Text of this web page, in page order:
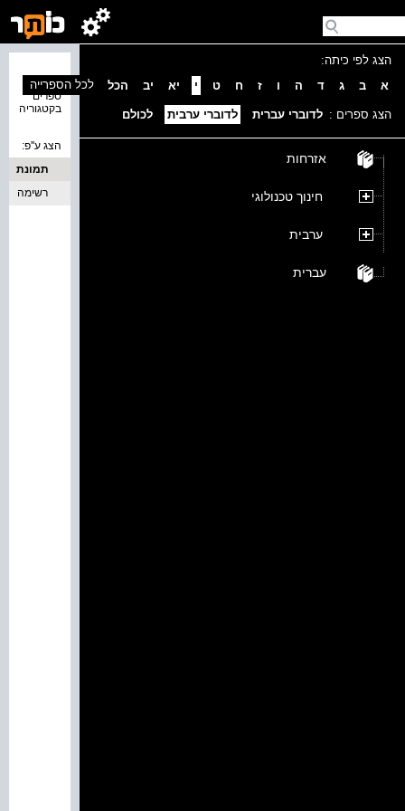
הצג לפי כיתה:
א
ב ג ד ה ו ז ח ט י יא יב הכל
הצג ספרים : לדוברי עברית לדוברי ערבית לכולם
אזרחות
חינוך טכנולוגי
ערבית
עברית
ספרים
בקטגוריה
לכל הספרייה
הצג ע''פ:
תמונת
כריכה
רשימה